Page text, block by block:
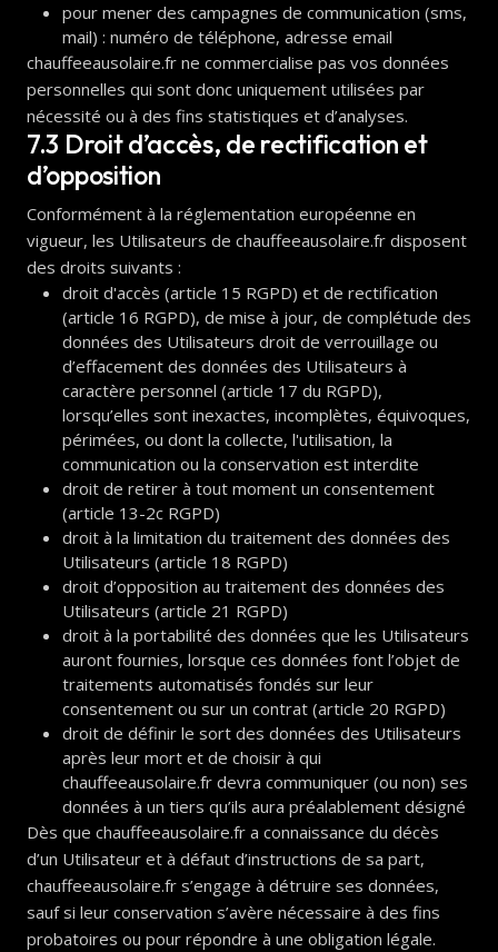
pour mener des campagnes de communication (sms,
mail) : numéro de téléphone, adresse email
chauffeeausolaire.fr ne commercialise pas vos données
personnelles qui sont donc uniquement utilisées par
nécessité ou à des fins statistiques et d’analyses.
7.3 Droit d’accès, de rectification et
d’opposition
Conformément à la réglementation européenne en
vigueur, les Utilisateurs de chauffeeausolaire.fr disposent
des droits suivants :
droit d'accès (article 15 RGPD) et de rectification
(article 16 RGPD), de mise à jour, de complétude des
données des Utilisateurs droit de verrouillage ou
d’effacement des données des Utilisateurs à
caractère personnel (article 17 du RGPD),
lorsqu’elles sont inexactes, incomplètes, équivoques,
périmées, ou dont la collecte, l'utilisation, la
communication ou la conservation est interdite
droit de retirer à tout moment un consentement
(article 13-2c RGPD)
droit à la limitation du traitement des données des
Utilisateurs (article 18 RGPD)
droit d’opposition au traitement des données des
Utilisateurs (article 21 RGPD)
droit à la portabilité des données que les Utilisateurs
auront fournies, lorsque ces données font l’objet de
traitements automatisés fondés sur leur
consentement ou sur un contrat (article 20 RGPD)
droit de définir le sort des données des Utilisateurs
après leur mort et de choisir à qui
chauffeeausolaire.fr devra communiquer (ou non) ses
données à un tiers qu’ils aura préalablement désigné
Dès que chauffeeausolaire.fr a connaissance du décès
d’un Utilisateur et à défaut d’instructions de sa part,
chauffeeausolaire.fr s’engage à détruire ses données,
sauf si leur conservation s’avère nécessaire à des fins
probatoires ou pour répondre à une obligation légale.